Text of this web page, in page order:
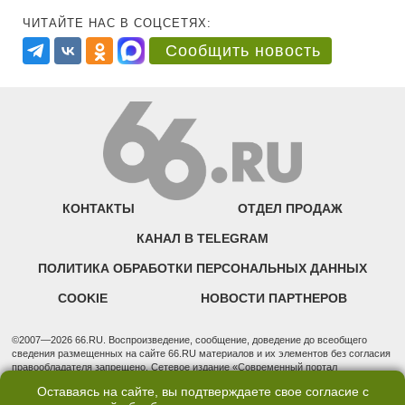
ЧИТАЙТЕ НАС В СОЦСЕТЯХ:
Сообщить новость
КОНТАКТЫ ОТДЕЛ ПРОДАЖ
КАНАЛ В TELEGRAM
ПОЛИТИКА ОБРАБОТКИ ПЕРСОНАЛЬНЫХ ДАННЫХ
COOKIE НОВОСТИ ПАРТНЕРОВ
©2007—2026 66.RU. Воспроизведение, сообщение, доведение до всеобщего
сведения размещенных на сайте 66.RU материалов и их элементов без согласия
правообладателя запрещено. Сетевое издание «Современный портал
надзору в сфере связи, информационных технологий и массовых коммуникаций
Оставаясь на сайте, вы подтверждаете свое согласие с